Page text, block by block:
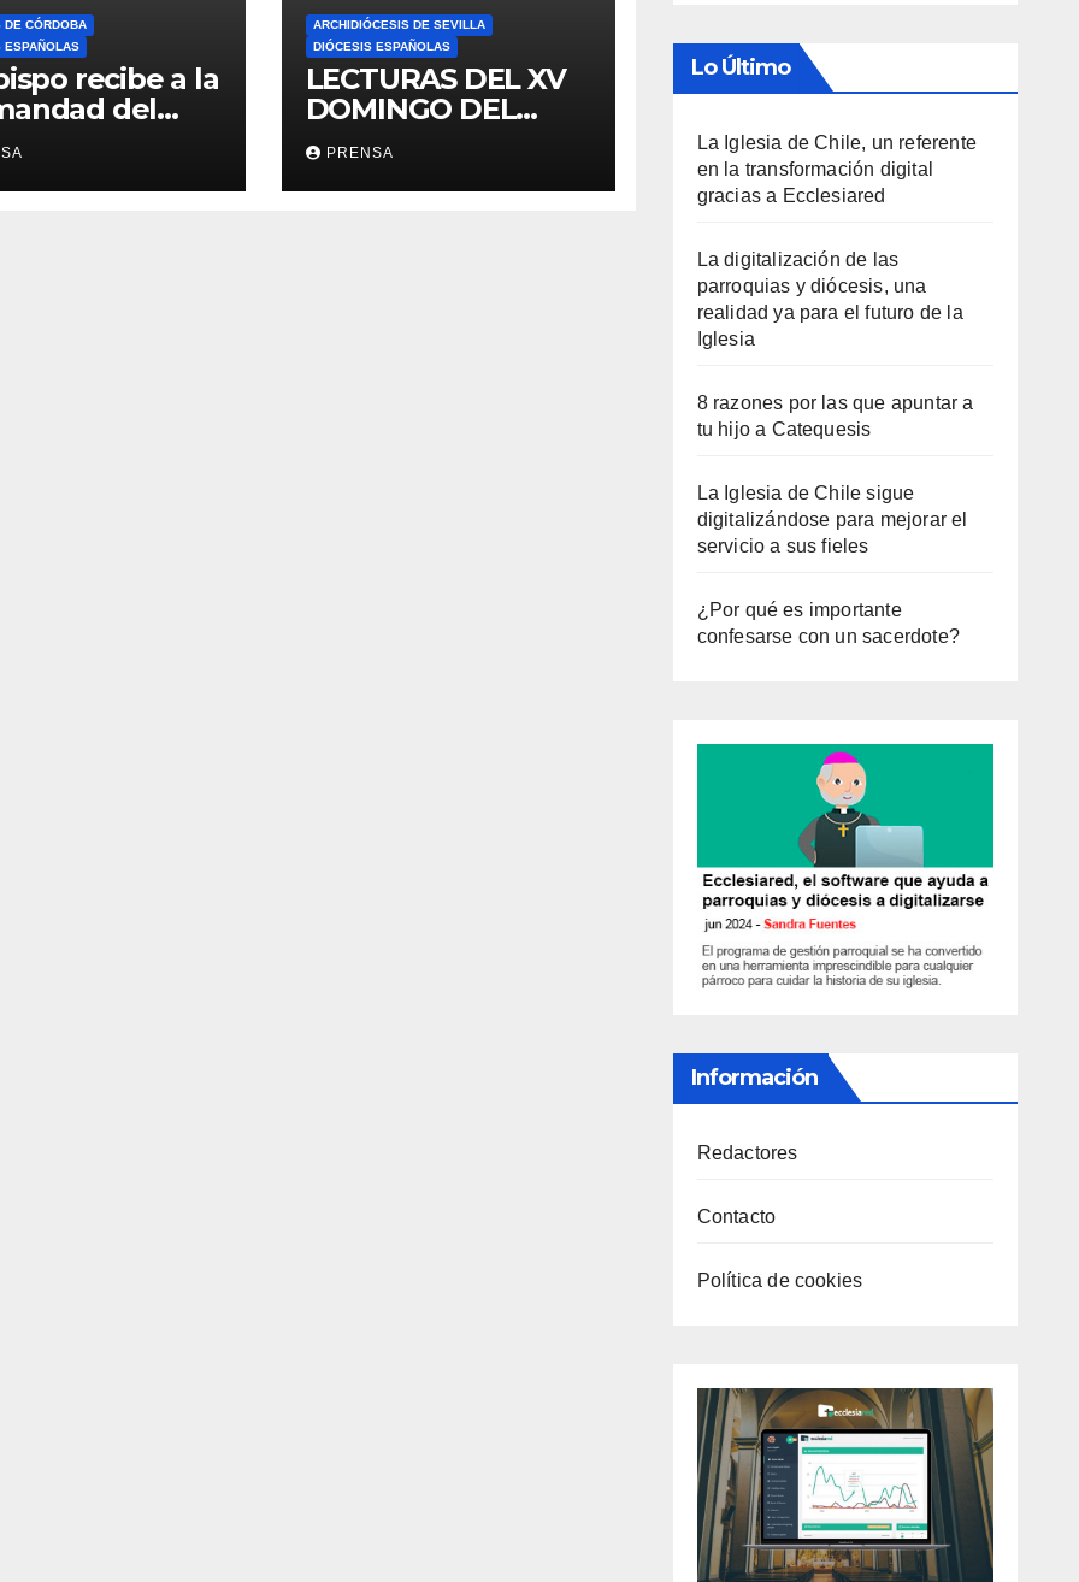
DE CÓRDOBA
ESPAÑOLAS
recibe a la
del
ARCHIDIÓCESIS DE SEVILLA
DIÓCESIS ESPAÑOLAS
LECTURAS DEL XV
DOMINGO DEL
TIEMPO
ORDINARIO (A)
PRENSA
Lo Último
La Iglesia de Chile, un referente
en la transformación digital
gracias a Ecclesiared
La digitalización de las
parroquias y diócesis, una
realidad ya para el futuro de la
Iglesia
8 razones por las que apuntar a
tu hijo a Catequesis
La Iglesia de Chile sigue
digitalizándose para mejorar el
servicio a sus fieles
¿Por qué es importante
confesarse con un sacerdote?
Información
Redactores
Contacto
Política de cookies